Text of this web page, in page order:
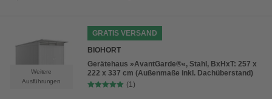
Weitere
Ausführungen
GRATIS VERSAND
BIOHORT
Gerätehaus »AvantGarde®«, Stahl, BxHxT: 257 x
222 x 337 cm (Außenmaße inkl. Dachüberstand)
(1)